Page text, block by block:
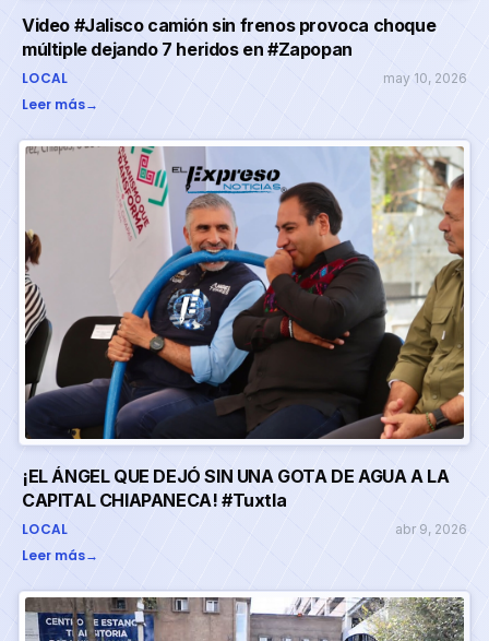
Video #Jalisco camión sin frenos provoca choque
múltiple dejando 7 heridos en #Zapopan
LOCAL may 10, 2026
Leer más→
¡EL ÁNGEL QUE DEJÓ SIN UNA GOTA DE AGUA A LA
CAPITAL CHIAPANECA! #Tuxtla
LOCAL abr 9, 2026
Leer más→